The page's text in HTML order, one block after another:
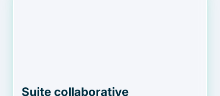
Suite collaborative